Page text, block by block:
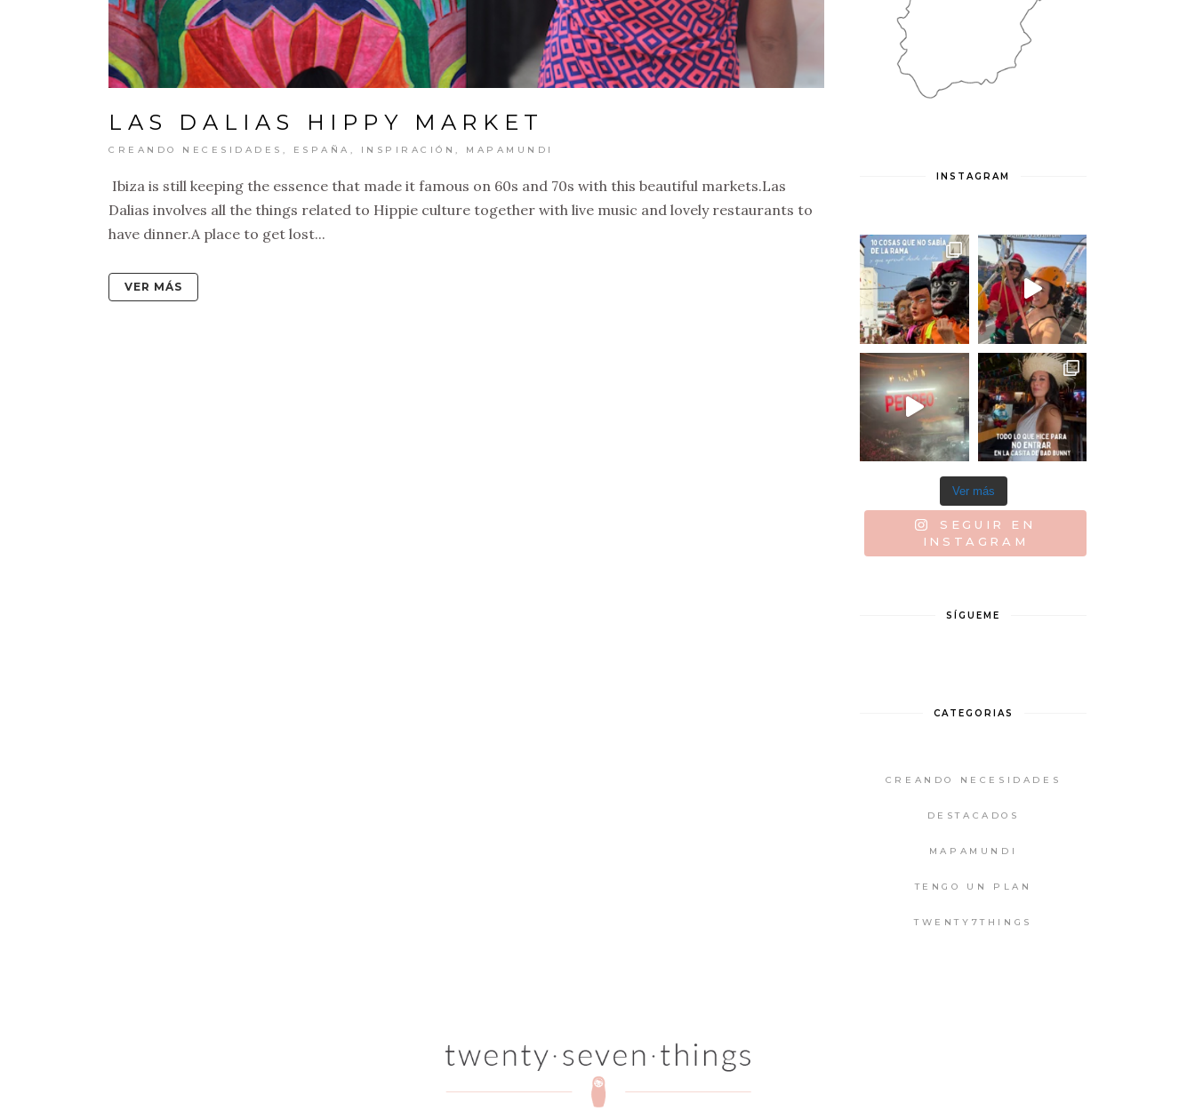
LAS DALIAS HIPPY MARKET
CREANDO NECESIDADES , ESPAÑA , INSPIRACIÓN , MAPAMUNDI
Ibiza is still keeping the essence that made it famous on 60s and 70s with this beautiful markets.Las
Dalias involves all the things related to Hippie culture together with live music and lovely restaurants to
have dinner.A place to get lost...
VER MÁS
INSTAGRAM
Ver más
SEGUIR EN
INSTAGRAM
SÍGUEME
CATEGORIAS
CREANDO NECESIDADES
DESTACADOS
MAPAMUNDI
TENGO UN PLAN
TWENTY7THINGS